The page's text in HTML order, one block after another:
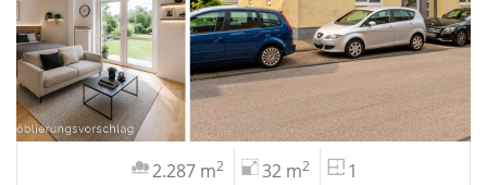
2.287 m2 32 m2 1